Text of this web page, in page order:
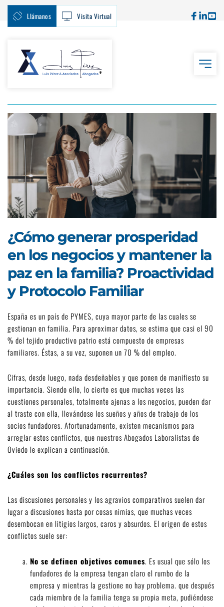
Llámanos Visita Virtual
¿Cómo generar prosperidad
en los negocios y mantener la
paz en la familia? Proactividad
y Protocolo Familiar
España es un país de PYMES, cuya mayor parte de las cuales se
gestionan en familia. Para aproximar datos, se estima que casi el 90
% del tejido productivo patrio está compuesto de empresas
familiares. Éstas, a su vez, suponen un 70 % del empleo.
Cifras, desde luego, nada desdeñables y que ponen de manifiesto su
importancia. Siendo ello, lo cierto es que muchas veces las
cuestiones personales, totalmente ajenas a los negocios, pueden dar
al traste con ella, llevándose los sueños y años de trabajo de los
socios fundadores. Afortunadamente, existen mecanismos para
arreglar estos conflictos, que nuestros Abogados Laboralistas de
Oviedo le explican a continuación.
¿Cuáles son los conflictos recurrentes?
Las discusiones personales y los agravios comparativos suelen dar
lugar a discusiones hasta por cosas nimias, que muchas veces
desembocan en litigios largos, caros y absurdos. El origen de estos
conflictos suele ser:
No se definen objetivos comunes. Es usual que sólo los
fundadores de la empresa tengan claro el rumbo de la
empresa y mientras la gestione no hay problema. que después
cada miembro de la familia tenga su propia meta, pudiéndose